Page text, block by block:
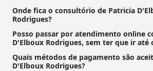
Onde fica o consultório de Patricia
Rodrigues?
Posso passar por atendimento online
D'Elboux Rodrigues, sem ter que ir até
Quais métodos de pagamento são
D'Elboux Rodrigues?